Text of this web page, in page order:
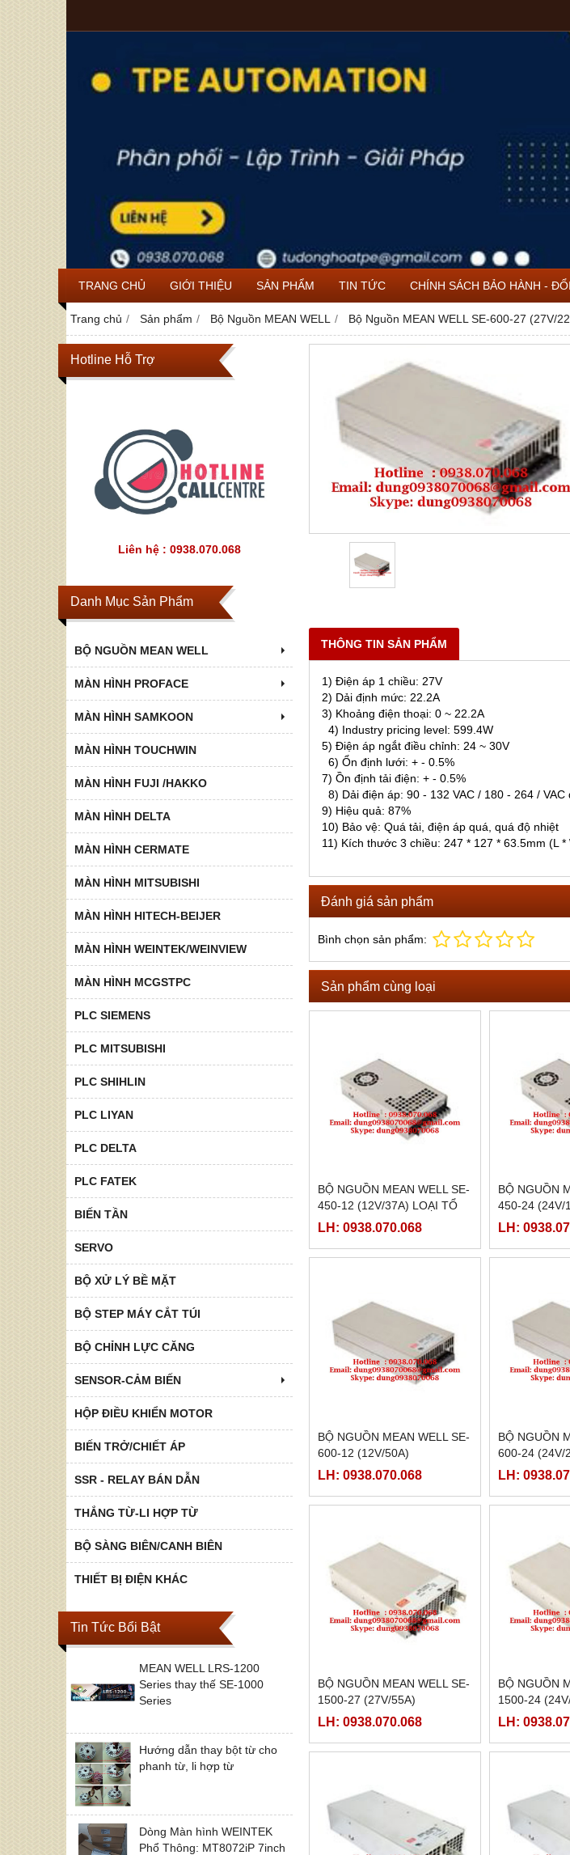
TRANG CHỦ GIỚI THIỆU SẢN PHẨM TIN TỨC CHÍNH SÁCH BẢO HÀNH -
Trang chủ Sản phẩm Bộ Nguồn MEAN WELL Bộ Nguồn MEAN WELL SE-600-27 (27V/
Hotline Hỗ Trợ
Liên hệ : 0938.070.068
Danh Mục Sản Phẩm
BỘ NGUỒN MEAN WELL
MÀN HÌNH PROFACE
MÀN HÌNH SAMKOON
MÀN HÌNH TOUCHWIN
MÀN HÌNH FUJI /HAKKO
MÀN HÌNH DELTA
MÀN HÌNH CERMATE
MÀN HÌNH MITSUBISHI
MÀN HÌNH HITECH-BEIJER
MÀN HÌNH WEINTEK/WEINVIEW
MÀN HÌNH MCGSTPC
PLC SIEMENS
PLC MITSUBISHI
PLC SHIHLIN
PLC LIYAN
PLC DELTA
PLC FATEK
BIẾN TẦN
SERVO
BỘ XỬ LÝ BỀ MẶT
BỘ STEP MÁY CẮT TÚI
BỘ CHỈNH LỰC CĂNG
SENSOR-CẢM BIẾN
HỘP ĐIỀU KHIỂN MOTOR
BIẾN TRỞ/CHIẾT ÁP
SSR - RELAY BÁN DẪN
THẮNG TỪ-LI HỢP TỪ
BỘ SÀNG BIÊN/CANH BIÊN
THIẾT BỊ ĐIỆN KHÁC
Tin Tức Bổi Bật
MEAN WELL LRS-1200
Series thay thế SE-1000
Series
Hướng dẫn thay bột từ cho
phanh từ, li hợp từ
Dòng Màn hình WEINTEK
Phổ Thông: MT8072iP 7inch
THÔNG TIN SẢN PHẨM
1) Điện áp 1 chiều: 27V
2) Dải định mức: 22.2A
3) Khoảng điện thoại: 0 ~ 22.2A
4) Industry pricing level: 599.4W
5) Điện áp ngắt điều chỉnh: 24 ~ 30V
6) Ổn định lưới: + - 0.5%
7) Ồn định tải điện: + - 0.5%
8) Dải điện áp: 90 - 132 VAC / 180 - 264 /
9) Hiệu quả: 87%
10) Bảo vệ: Quá tải, điện áp quá, quá độ nhiệt
11) Kích thước 3 chiều: 247 * 127 * 63.5mm (L
Đánh giá sản phẩm
Bình chọn sản phẩm:
Sản phẩm cùng loại
BỘ NGUỒN MEAN WELL SE-
450-12 (12V/37A) LOẠI TỔ
ONG
LH: 0938.070.068
BỘ NGUỒN
450-24 (24V/
ONG
LH:
BỘ NGUỒN MEAN WELL SE-
600-12 (12V/50A)
LH: 0938.070.068
BỘ NGUỒN
600-24 (24V/
LH:
BỘ NGUỒN MEAN WELL SE-
1500-27 (27V/55A)
LH: 0938.070.068
BỘ NGUỒN
1500-24
LH: